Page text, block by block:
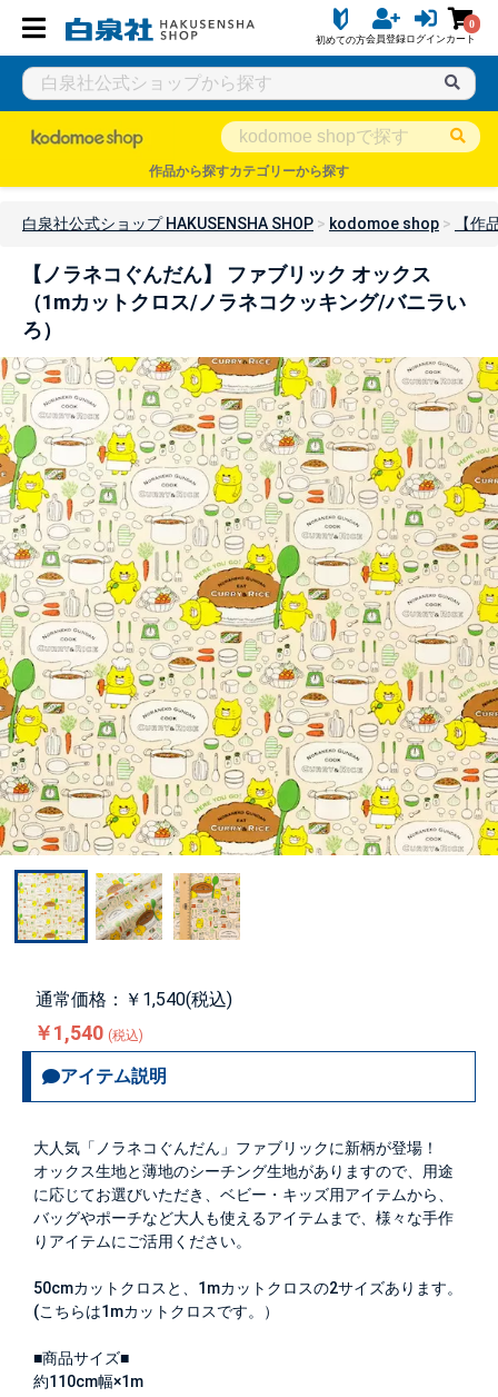
初めての方会員登録ログイン
0
カート
作品から探すカテゴリーから探す
白泉社公式ショップ HAKUSENSHA SHOP kodomoe shop 【作
【ノラネコぐんだん】 ファブリック オックス
（1mカットクロス/ノラネコクッキング/バニラい
ろ）
通常価格：￥1,540(税込)
￥1,540 (税込)
アイテム説明
大人気「ノラネコぐんだん」ファブリックに新柄が登場！
オックス生地と薄地のシーチング生地がありますので、用途
に応じてお選びいただき、ベビー・キッズ用アイテムから、
バッグやポーチなど大人も使えるアイテムまで、様々な手作
りアイテムにご活用ください。
50cmカットクロスと、1mカットクロスの2サイズあります。
(こちらは1mカットクロスです。）
■商品サイズ■
約110cm幅×1m